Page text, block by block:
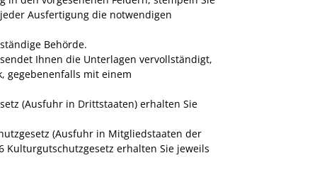
Ausfertigung die notwendigen
Behörde.
Ihnen die Unterlagen vervollständigt,
gegebenenfalls mit einem
(Ausfuhr in Drittstaaten) erhalten Sie
(Ausfuhr in Mitgliedstaaten der
Kulturgutschutzgesetz erhalten Sie jeweils